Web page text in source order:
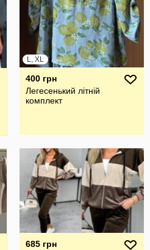
L, XL
400 грн
Легесенький літній
комплект
685 грн